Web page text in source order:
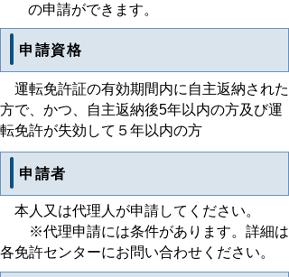
の申請ができます。
申請資格
運転免許証の有効期間内に自主返納された
方で、かつ、自主返納後5年以内の方及び運
転免許が失効して５年以内の方
申請者
本人又は代理人が申請してください。
※代理申請には条件があります。詳細は
各免許センターにお問い合わせください。